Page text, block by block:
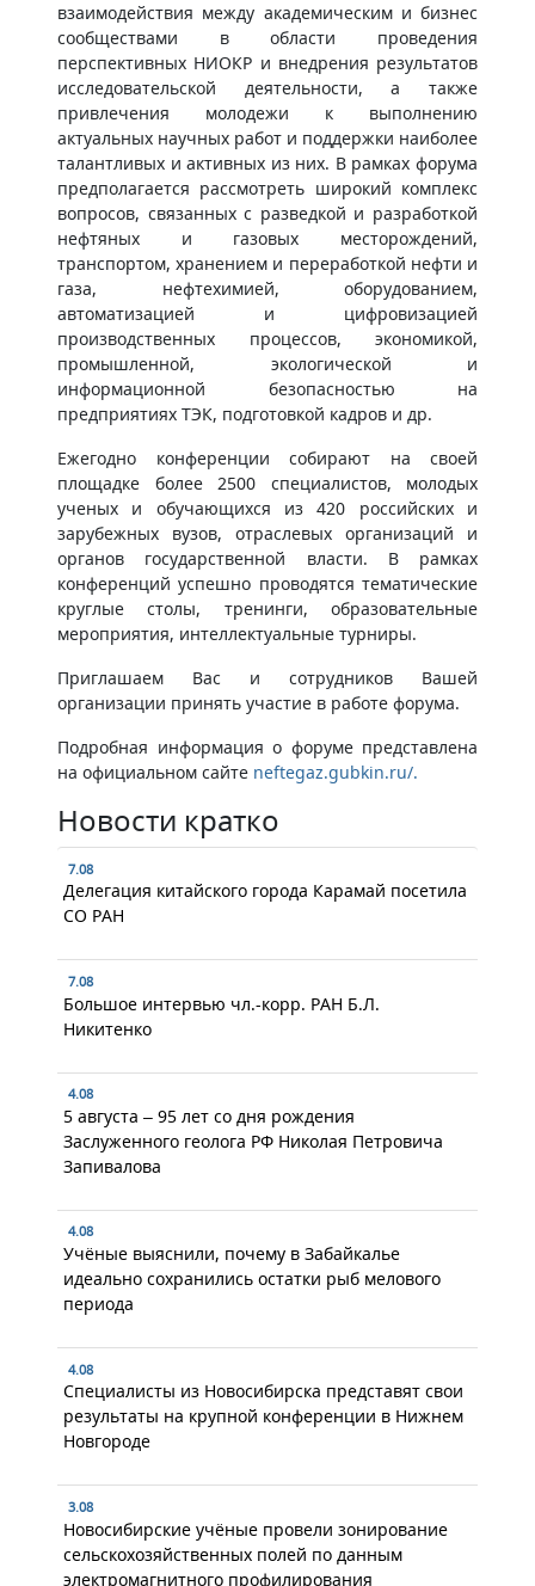
взаимодействия между академическим и бизнес
сообществами в области проведения
перспективных НИОКР и внедрения результатов
исследовательской деятельности, а также
привлечения молодежи к выполнению
актуальных научных работ и поддержки наиболее
талантливых и активных из них. В рамках форума
предполагается рассмотреть широкий комплекс
вопросов, связанных с разведкой и разработкой
нефтяных и газовых месторождений,
транспортом, хранением и переработкой нефти и
газа, нефтехимией, оборудованием,
автоматизацией и цифровизацией
производственных процессов, экономикой,
промышленной, экологической и
информационной безопасностью на
предприятиях ТЭК, подготовкой кадров и др.
Ежегодно конференции собирают на своей
площадке более 2500 специалистов, молодых
ученых и обучающихся из 420 российских и
зарубежных вузов, отраслевых организаций и
органов государственной власти. В рамках
конференций успешно проводятся тематические
круглые столы, тренинги, образовательные
мероприятия, интеллектуальные турниры.
Приглашаем Вас и сотрудников Вашей
организации принять участие в работе форума.
Подробная информация о форуме представлена
на официальном сайте neftegaz.gubkin.ru/​.​​
Новости кратко
7.08
Делегация китайского города Карамай посетила
СО РАН
7.08
Большое интервью чл.-корр. РАН Б.Л.
Никитенко
4.08
5 августа – 95 лет со дня рождения
Заслуженного геолога РФ Николая Петровича
Запивалова
4.08
Учёные выяснили, почему в Забайкалье
идеально сохранились остатки рыб мелового
периода
4.08
Специалисты из Новосибирска представят свои
результаты на крупной конференции в Нижнем
Новгороде
3.08
Новосибирские учёные провели зонирование
сельскохозяйственных полей по данным
электромагнитного профилирования